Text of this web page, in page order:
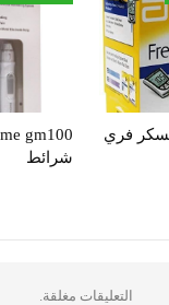
فري
شرائط
التعليقات مغلقة.